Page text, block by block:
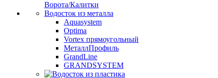
Ворота/Калитки
Водосток из металла
Aquasystem
Optima
Vortex прямоугольный
МеталлПрофиль
GrandLine
GRANDSYSTEM